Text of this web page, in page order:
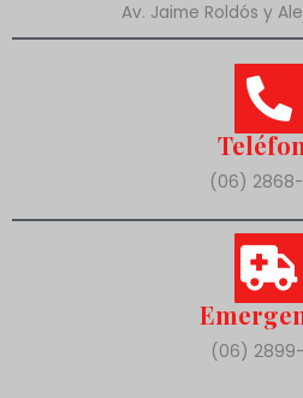
Av. Jaime Roldós y
(06) 2868-
(06) 2899-